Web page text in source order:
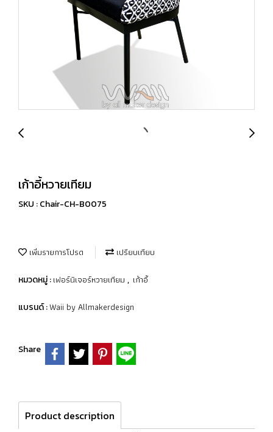
เก้าอี้หวายเทียม
SKU : Chair-CH-B0075
เพิ่มรายการโปรด เปรียบเทียบ
หมวดหมู่ :เฟอร์นิเจอร์หวายเทียม , เก้าอี้
แบรนด์ :Waii by Allmakerdesign
Share
Product description